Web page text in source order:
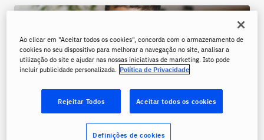
Ao clicar em "Aceitar todos os cookies", concorda com o armazenamento de
cookies no seu dispositivo para melhorar a navegação no site, analisar a
utilização do site e ajudar nas nossas iniciativas de marketing. Isto pode
incluir publicidade personalizada.
Política de Privacidade
Rejeitar Todos Aceitar todos os cookies
Definições de cookies